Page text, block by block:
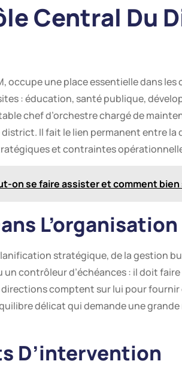
Central Du
occupe une place essentielle dans
: éducation, santé publique,
chef d’orchestre chargé de
Il fait le lien permanent entre
et contraintes
on se faire assister et comment bien
L’organisation
stratégique, de la gestion
un contrôleur d’échéances : il doit
comptent sur lui pour
délicat qui demande une
D’intervention